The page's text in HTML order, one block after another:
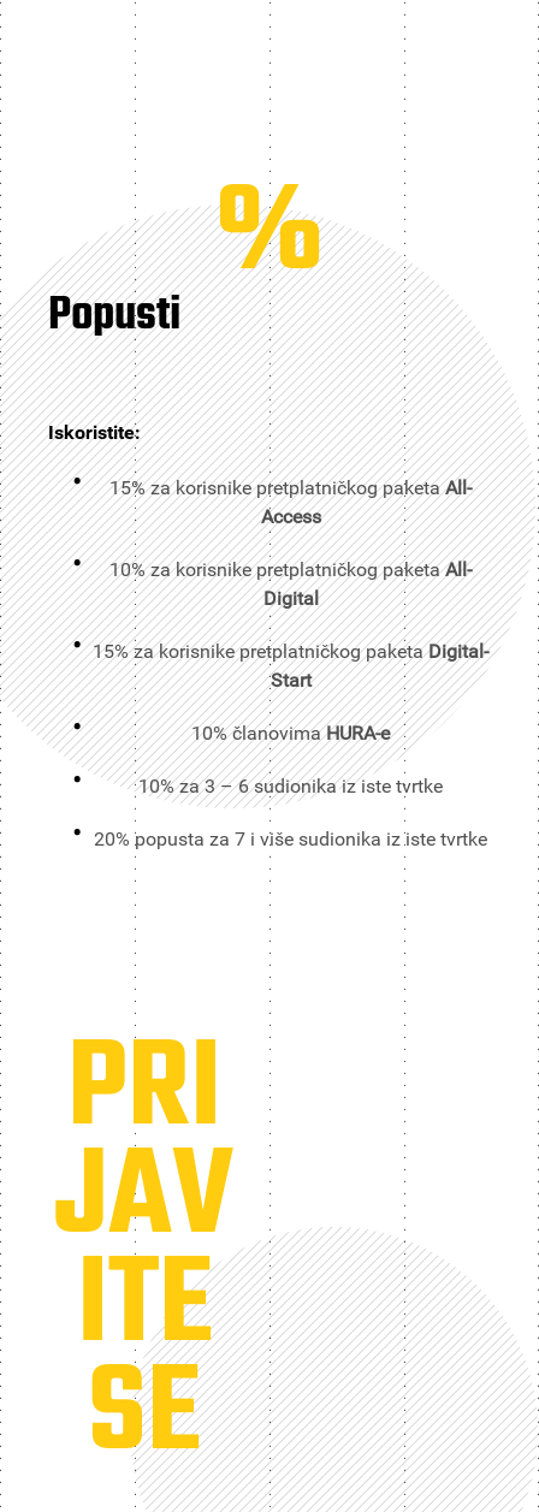
%
Popusti
Iskoristite:
15% za korisnike pretplatničkog paketaAll-
Access
10% za korisnike pretplatničkog paketaAll-
Digital
15% za korisnike pretplatničkog paketaDigital-
Start
10% članovimaHURA-e
10% za 3 – 6 sudionika iz iste tvrtke
20% popusta za 7 i više sudionika iz iste tvrtke
PRI
JAV
ITE
SE